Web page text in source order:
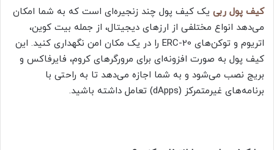
کیف پول ربی یک کیف پول چند زنجیره‌ای است که به شما امکان
می‌دهد انواع مختلفی از ارزهای دیجیتال، از جمله بیت کوین،
اتریوم و توکن‌های ERC-20 را در یک مکان امن نگهداری کنید. این
کیف پول به صورت افزونه‌ای برای مرورگرهای کروم، فایرفاکس و
بریج نصب می‌شود و به شما اجازه می‌دهد تا به راحتی با
برنامه‌های غیرمتمرکز (dApps) تعامل داشته باشید.